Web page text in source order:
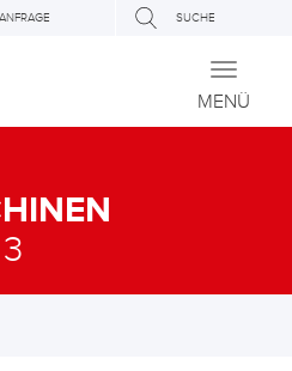
ANFRAGE SUCHE
Toggle
MENÜ